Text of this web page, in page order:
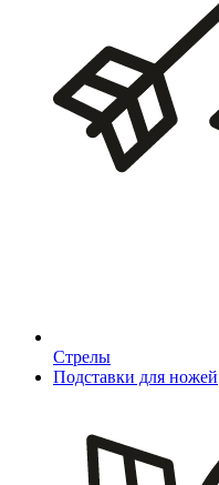
Стрелы
Подставки для ножей